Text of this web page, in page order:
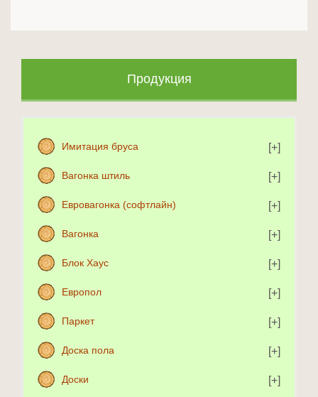
Продукция
Имитация бруса
Вагонка штиль
Евровагонка (софтлайн)
Вагонка
Блок Хаус
Европол
Паркет
Доска пола
Доски